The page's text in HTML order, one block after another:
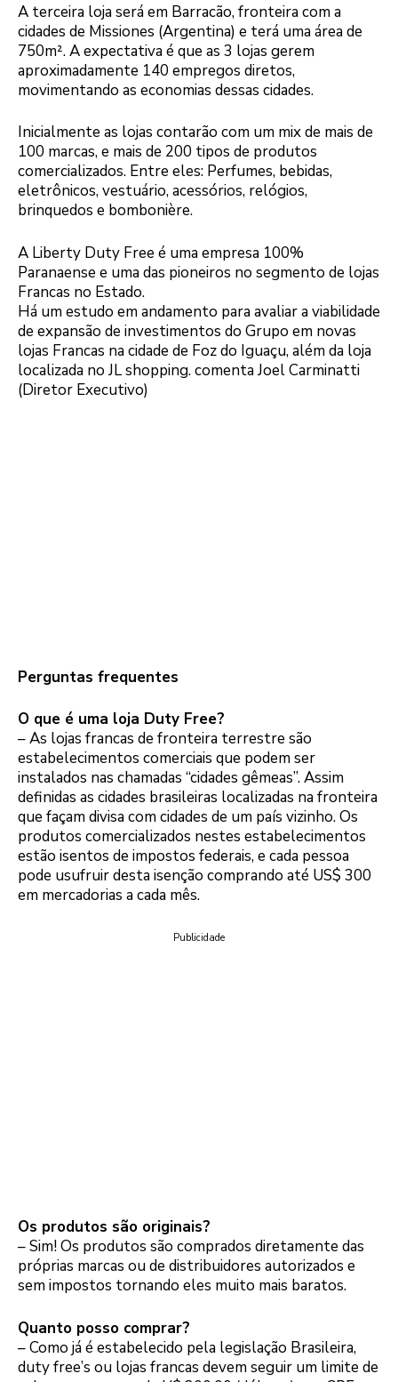
A terceira loja será em Barracão, fronteira com a
cidades de Missiones (Argentina) e terá uma área de
750m². A expectativa é que as 3 lojas gerem
aproximadamente 140 empregos diretos,
movimentando as economias dessas cidades.
Inicialmente as lojas contarão com um mix de mais de
100 marcas, e mais de 200 tipos de produtos
comercializados. Entre eles: Perfumes, bebidas,
eletrônicos, vestuário, acessórios, relógios,
brinquedos e bombonière.
A Liberty Duty Free é uma empresa 100%
Paranaense e uma das pioneiros no segmento de lojas
Francas no Estado.
Há um estudo em andamento para avaliar a viabilidade
de expansão de investimentos do Grupo em novas
lojas Francas na cidade de Foz do Iguaçu, além da loja
localizada no JL shopping. comenta Joel Carminatti
(Diretor Executivo)
Perguntas frequentes
O que é uma loja Duty Free?
– As lojas francas de fronteira terrestre são
estabelecimentos comerciais que podem ser
instalados nas chamadas “cidades gêmeas”. Assim
definidas as cidades brasileiras localizadas na fronteira
que façam divisa com cidades de um país vizinho. Os
produtos comercializados nestes estabelecimentos
estão isentos de impostos federais, e cada pessoa
pode usufruir desta isenção comprando até US$ 300
em mercadorias a cada mês.
Publicidade
Os produtos são originais?
– Sim! Os produtos são comprados diretamente das
próprias marcas ou de distribuidores autorizados e
sem impostos tornando eles muito mais baratos.
Quanto posso comprar?
– Como já é estabelecido pela legislação Brasileira,
duty free’s ou lojas francas devem seguir um limite de